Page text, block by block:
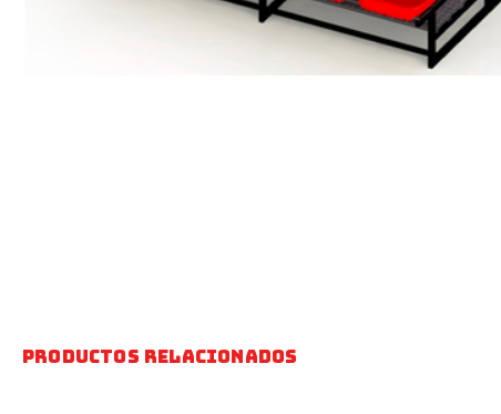
Productos relacionados